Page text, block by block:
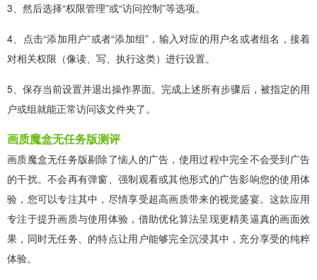
3、然后选择“权限管理”或“访问控制”等选项。
4、点击“添加用户”或者“添加组”，输入对应的用户名或者组名，接着
对相关权限（像读、写、执行这类）进行设置。
5、保存当前设置并退出操作界面。完成上述所有步骤后，被指定的用
户或组就能正常访问该文件夹了。
画质魔盒无任务版测评
画质魔盒无任务版剔除了恼人的广告，使用过程中完全不会受到广告
的干扰。不会再有弹窗、强制观看或其他形式的广告影响您的使用体
验，您可以专注其中，尽情享受超高画质带来的视觉盛宴。这款应用
专注于提升画质与使用体验，借助优化算法呈现更精美逼真的画面效
果，同时无任务、的特点让用户能够完全沉浸其中，充分享受的纯粹
体验。